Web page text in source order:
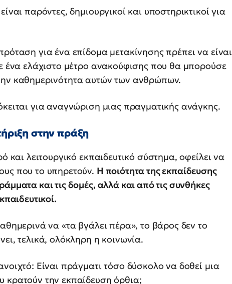
παρόντες, δημιουργικοί και υποστηρικτικοί για
για ένα επίδομα μετακίνησης πρέπει να είναι
ένα ελάχιστο μέτρο ανακούφισης που θα μπορούσε
καθημερινότητα αυτών των ανθρώπων.
για αναγνώριση μιας πραγματικής ανάγκης.
στην πράξη
και λειτουργικό εκπαιδευτικό σύστημα, οφείλει να
που το υπηρετούν. Η ποιότητα της εκπαίδευσης
και τις δομές, αλλά και από τις συνθήκες
να «τα βγάλει πέρα», το βάρος δεν το
τελικά, ολόκληρη η κοινωνία.
Είναι πράγματι τόσο δύσκολο να δοθεί μια
κρατούν την εκπαίδευση όρθια;